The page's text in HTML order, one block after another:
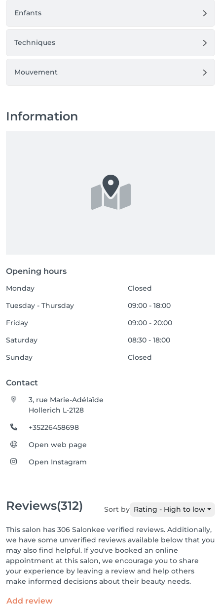
Enfants
Techniques
Mouvement
Information
Opening hours
Monday
Closed
Tuesday - Thursday
09:00 - 18:00
Friday
09:00 - 20:00
Saturday
08:30 - 18:00
Sunday
Closed
Contact
3, rue Marie-Adélaïde
Hollerich L-2128
+35226458698
Open web page
Open Instagram
Reviews(312) Sort by Rating - High to low
This salon has 306 Salonkee verified reviews. Additionally,
we have some unverified reviews available below that you
may also find helpful. If you've booked an online
appointment at this salon, we encourage you to share
your experience by leaving a review and help others
make informed decisions about their beauty needs.
Add review